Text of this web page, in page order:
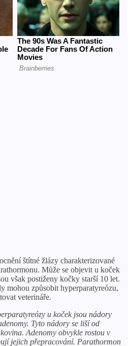
štítné žlázy charakterizované
Může se objevit u koček
však postiženy kočky starší 10 let.
mohou způsobit hyperparatyreózu,
veterináře.
u koček jsou nádory
Tyto nádory se liší od
Adenomy obvykle rostou v
jejich přepracování. Parathormon